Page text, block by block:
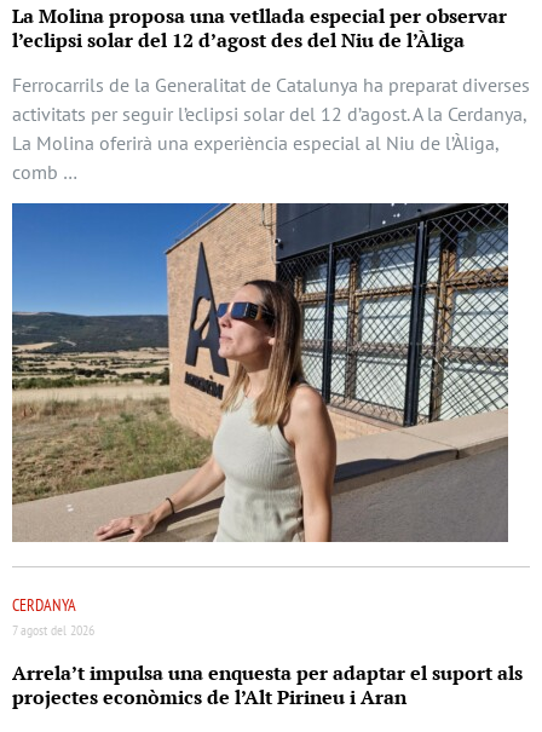
La Molina proposa una vetllada especial per observar
l’eclipsi solar del 12 d’agost des del Niu de l’Àliga
Ferrocarrils de la Generalitat de Catalunya ha preparat diverses
activitats per seguir l’eclipsi solar del 12 d’agost. A la Cerdanya,
La Molina oferirà una experiència especial al Niu de l’Àliga,
comb …
CERDANYA
7 agost del 2026
Arrela’t impulsa una enquesta per adaptar el suport als
projectes econòmics de l’Alt Pirineu i Aran